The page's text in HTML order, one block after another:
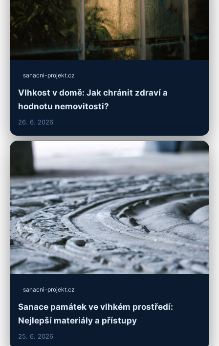
sanacni-projekt.cz
Vlhkost v domě: Jak chránit zdraví a
hodnotu nemovitosti?
26. 6. 2026
sanacni-projekt.cz
Sanace památek ve vlhkém prostředí:
Nejlepší materiály a přístupy
25. 6. 2026